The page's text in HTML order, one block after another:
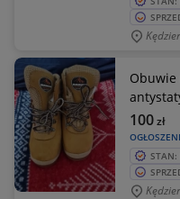
Obuwie
100zł
STAN: